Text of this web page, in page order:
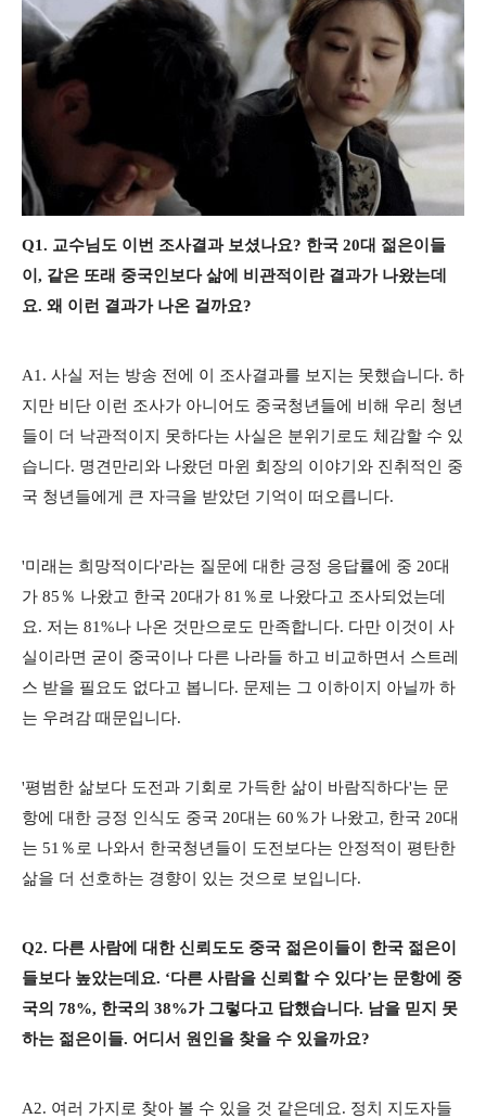
Q1. 교수님도 이번 조사결과 보셨나요? 한국 20대 젊은이들
이, 같은 또래 중국인보다 삶에 비관적이란 결과가 나왔는데
요. 왜 이런 결과가 나온 걸까요?
A1. 사실 저는 방송 전에 이 조사결과를 보지는 못했습니다. 하
지만 비단 이런 조사가 아니어도 중국청년들에 비해 우리 청년
들이 더 낙관적이지 못하다는 사실은 분위기로도 체감할 수 있
습니다. 명견만리와 나왔던 마윈 회장의 이야기와 진취적인 중
국 청년들에게 큰 자극을 받았던 기억이 떠오릅니다.
'미래는 희망적이다'라는 질문에 대한 긍정 응답률에 중 20대
가 85％ 나왔고 한국 20대가 81％로 나왔다고 조사되었는데
요. 저는 81%나 나온 것만으로도 만족합니다. 다만 이것이 사
실이라면 굳이 중국이나 다른 나라들 하고 비교하면서 스트레
스 받을 필요도 없다고 봅니다. 문제는 그 이하이지 아닐까 하
는 우려감 때문입니다.
'평범한 삶보다 도전과 기회로 가득한 삶이 바람직하다'는 문
항에 대한 긍정 인식도 중국 20대는 60％가 나왔고, 한국 20대
는 51％로 나와서 한국청년들이 도전보다는 안정적이 평탄한
삶을 더 선호하는 경향이 있는 것으로 보입니다.
Q2. 다른 사람에 대한 신뢰도도 중국 젊은이들이 한국 젊은이
들보다 높았는데요. ‘다른 사람을 신뢰할 수 있다’는 문항에 중
국의 78%, 한국의 38%가 그렇다고 답했습니다. 남을 믿지 못
하는 젊은이들. 어디서 원인을 찾을 수 있을까요?
A2. 여러 가지로 찾아 볼 수 있을 것 같은데요. 정치 지도자들